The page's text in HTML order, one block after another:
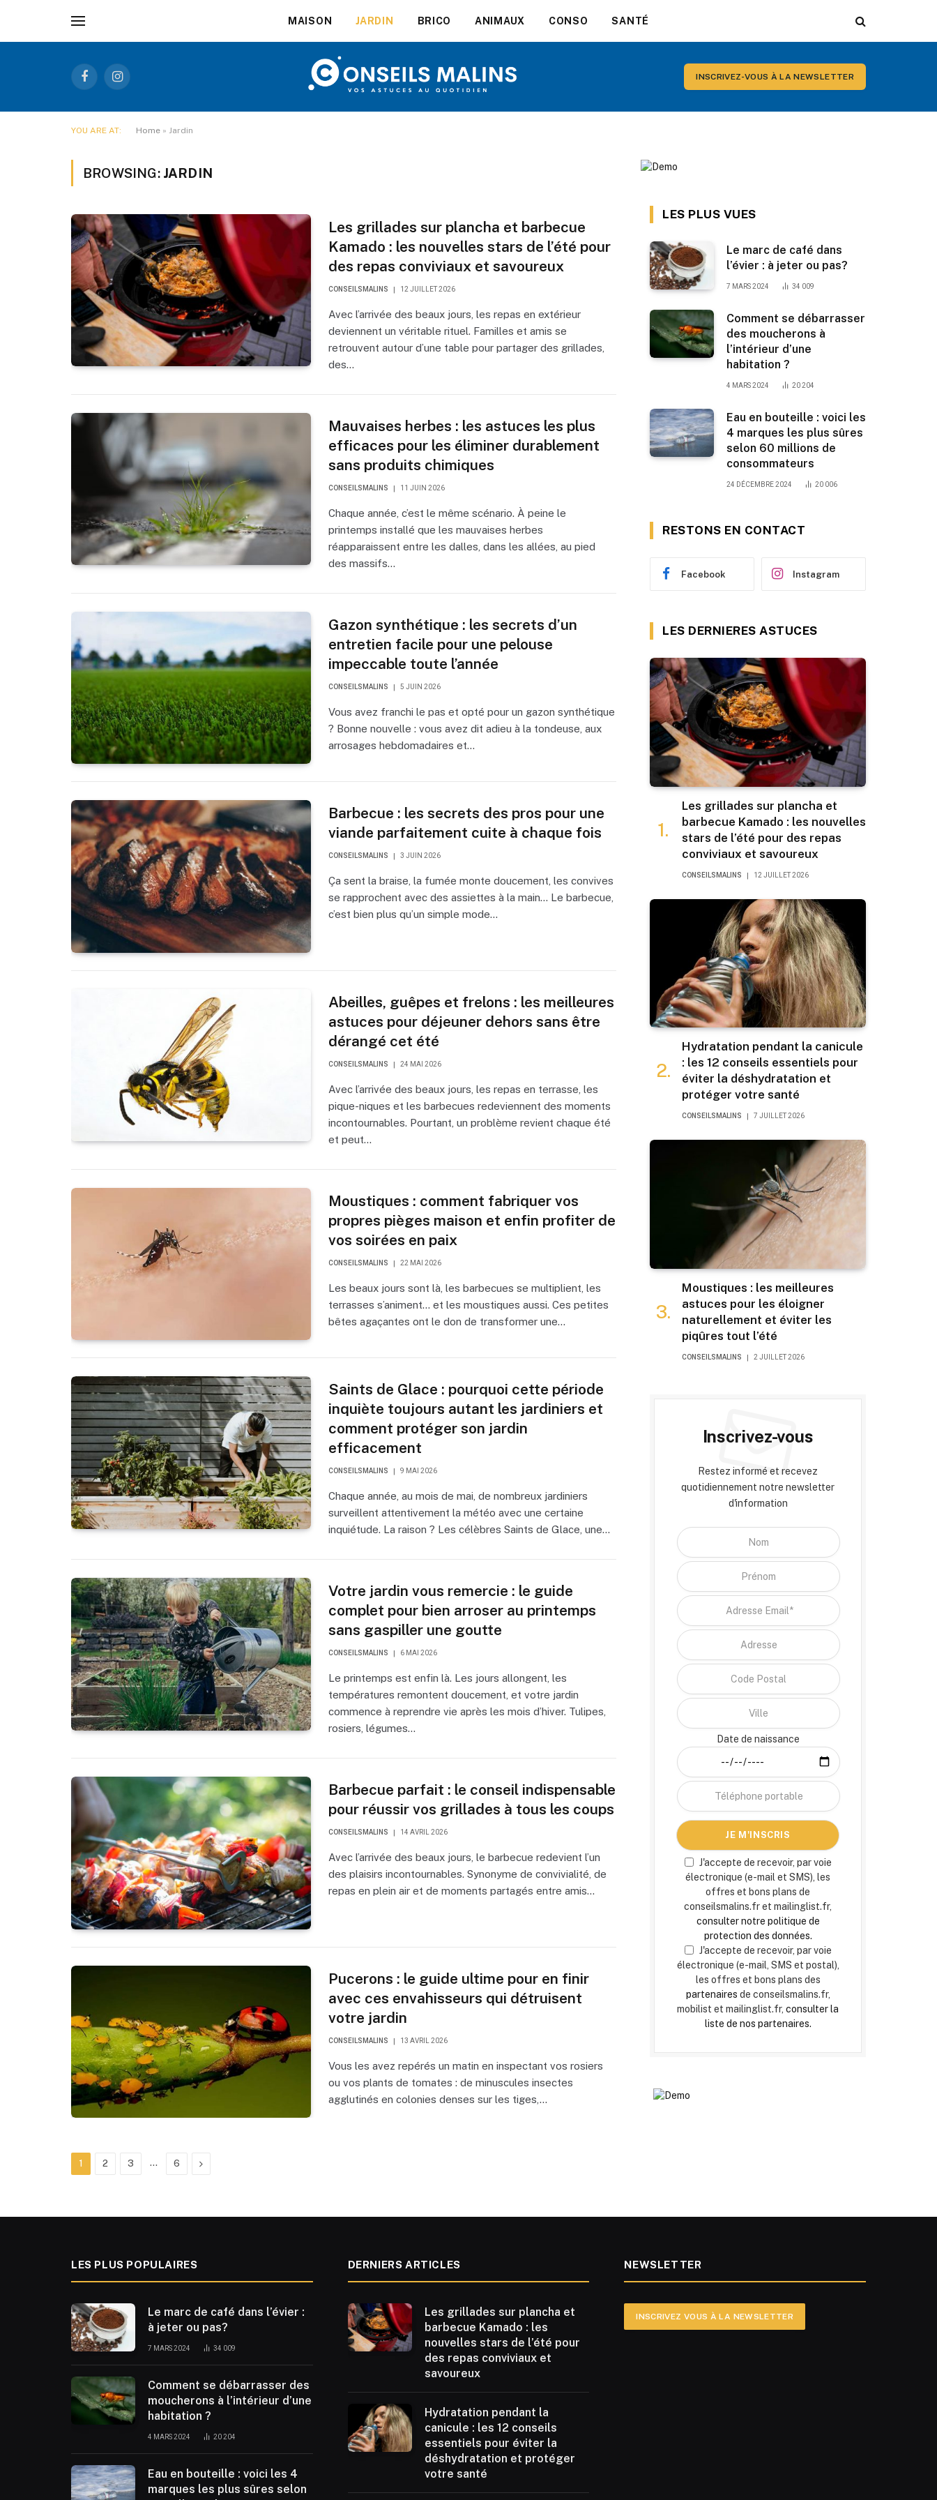
MAISON JARDIN BRICO ANIMAUX CONSO SANTÉ
FacebookInstagram
INSCRIVEZ-VOUS À LA NEWSLETTER
YOU ARE AT: Home » Jardin
BROWSING: JARDIN
Les grillades sur plancha et barbecue
Kamado : les nouvelles stars de l’été pour
des repas conviviaux et savoureux
CONSEILSMALINS 12 JUILLET 2026
Avec l’arrivée des beaux jours, les repas en extérieur
deviennent un véritable rituel. Familles et amis se
retrouvent autour d’une table pour partager des grillades,
des…
Mauvaises herbes : les astuces les plus
efficaces pour les éliminer durablement
sans produits chimiques
CONSEILSMALINS 11 JUIN 2026
Chaque année, c’est le même scénario. À peine le
printemps installé que les mauvaises herbes
réapparaissent entre les dalles, dans les allées, au pied
des massifs…
Gazon synthétique : les secrets d’un
entretien facile pour une pelouse
impeccable toute l’année
CONSEILSMALINS 5 JUIN 2026
Vous avez franchi le pas et opté pour un gazon synthétique
? Bonne nouvelle : vous avez dit adieu à la tondeuse, aux
arrosages hebdomadaires et…
Barbecue : les secrets des pros pour une
viande parfaitement cuite à chaque fois
CONSEILSMALINS 3 JUIN 2026
Ça sent la braise, la fumée monte doucement, les convives
se rapprochent avec des assiettes à la main… Le barbecue,
c’est bien plus qu’un simple mode…
Abeilles, guêpes et frelons : les meilleures
astuces pour déjeuner dehors sans être
dérangé cet été
CONSEILSMALINS 24 MAI 2026
Avec l’arrivée des beaux jours, les repas en terrasse, les
pique-niques et les barbecues redeviennent des moments
incontournables. Pourtant, un problème revient chaque été
et peut…
Moustiques : comment fabriquer vos
propres pièges maison et enfin profiter de
vos soirées en paix
CONSEILSMALINS 22 MAI 2026
Les beaux jours sont là, les barbecues se multiplient, les
terrasses s’animent… et les moustiques aussi. Ces petites
bêtes agaçantes ont le don de transformer une…
Saints de Glace : pourquoi cette période
inquiète toujours autant les jardiniers et
comment protéger son jardin
efficacement
CONSEILSMALINS 9 MAI 2026
Chaque année, au mois de mai, de nombreux jardiniers
surveillent attentivement la météo avec une certaine
inquiétude. La raison ? Les célèbres Saints de Glace, une…
Votre jardin vous remercie : le guide
complet pour bien arroser au printemps
sans gaspiller une goutte
CONSEILSMALINS 6 MAI 2026
Le printemps est enfin là. Les jours allongent, les
températures remontent doucement, et votre jardin
commence à reprendre vie après les mois d’hiver. Tulipes,
rosiers, légumes…
Barbecue parfait : le conseil indispensable
pour réussir vos grillades à tous les coups
CONSEILSMALINS 14 AVRIL 2026
Avec l’arrivée des beaux jours, le barbecue redevient l’un
des plaisirs incontournables. Synonyme de convivialité, de
repas en plein air et de moments partagés entre amis…
Pucerons : le guide ultime pour en finir
avec ces envahisseurs qui détruisent
votre jardin
CONSEILSMALINS 13 AVRIL 2026
Vous les avez repérés un matin en inspectant vos rosiers
ou vos plants de tomates : de minuscules insectes
agglutinés en colonies denses sur les tiges,…
1 2 3 … 6 Next
LES PLUS VUES
Le marc de café dans
l’évier : à jeter ou pas?
7 MARS 2024 34 009
Comment se débarrasser
des moucherons à
l’intérieur d’une
habitation ?
4 MARS 2024 20 204
Eau en bouteille : voici les
4 marques les plus sûres
selon 60 millions de
consommateurs
24 DÉCEMBRE 2024 20 006
RESTONS EN CONTACT
Facebook Instagram
LES DERNIERES ASTUCES
Les grillades sur plancha et
barbecue Kamado : les nouvelles
stars de l’été pour des repas
conviviaux et savoureux
CONSEILSMALINS 12 JUILLET 2026
Hydratation pendant la canicule
: les 12 conseils essentiels pour
éviter la déshydratation et
protéger votre santé
CONSEILSMALINS 7 JUILLET 2026
Moustiques : les meilleures
astuces pour les éloigner
naturellement et éviter les
piqûres tout l’été
CONSEILSMALINS 2 JUILLET 2026
Inscrivez-vous
Restez informé et recevez
quotidiennement notre newsletter
d'information
Date de naissance
J'accepte de recevoir, par voie
électronique (e-mail et SMS), les
offres et bons plans de
conseilsmalins.fr et mailinglist.fr,
consulter notre politique de
protection des données.
J'accepte de recevoir, par voie
électronique (e-mail, SMS et postal),
les offres et bons plans des
partenaires de conseilsmalins.fr,
mobilist et mailinglist.fr, consulter la
liste de nos partenaires.
LES PLUS POPULAIRES
Le marc de café dans l’évier :
à jeter ou pas?
7 MARS 2024 34 009
Comment se débarrasser des
moucherons à l’intérieur d’une
habitation ?
4 MARS 2024 20 204
Eau en bouteille : voici les 4
marques les plus sûres selon
DERNIERS ARTICLES
Les grillades sur plancha et
barbecue Kamado : les
nouvelles stars de l’été pour
des repas conviviaux et
savoureux
Hydratation pendant la
canicule : les 12 conseils
essentiels pour éviter la
déshydratation et protéger
votre santé
NEWSLETTER
INSCRIVEZ VOUS À LA NEWSLETTER